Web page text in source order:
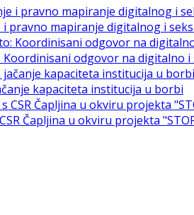
i pravno mapiranje digitalnog i
odgovor na digitalno i
kapaciteta institucija u borbi
Čapljina u okviru projekta